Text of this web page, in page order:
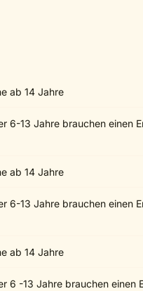
ab 14 Jahre
6-13 Jahre brauchen einen
ab 14 Jahre
6-13 Jahre brauchen einen
ab 14 Jahre
6 -13 Jahre brauchen einen